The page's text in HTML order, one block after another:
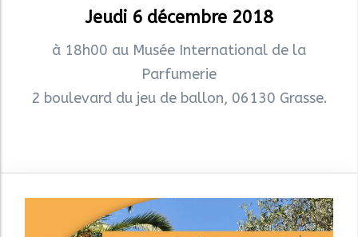
Jeudi 6 décembre 2018
à 18h00 au Musée International de la
Parfumerie
2 boulevard du jeu de ballon, 06130 Grasse.